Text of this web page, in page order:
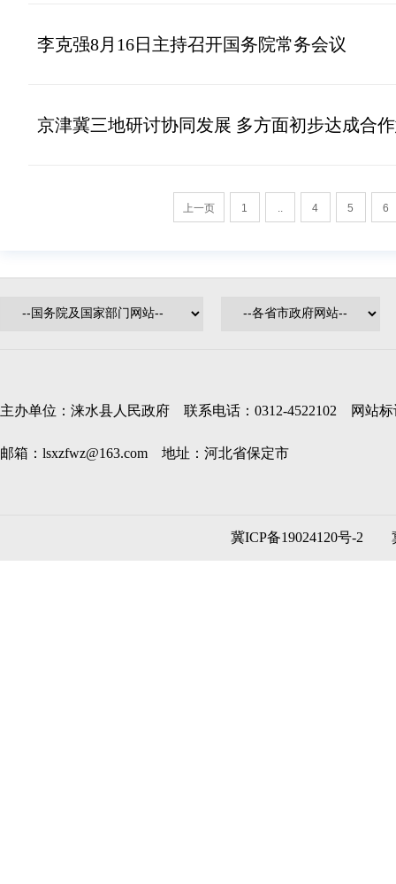
李克强8月16日主持召开国务院常务会议
京津冀三地研讨协同发展 多方面初步达成合
上一页 1 4 5 6
主办单位：涞水县人民政府 联系电话：0312-4522102 网站标
邮箱：lsxzfwz@163.com 地址：河北省保定市
冀ICP备19024120号-2